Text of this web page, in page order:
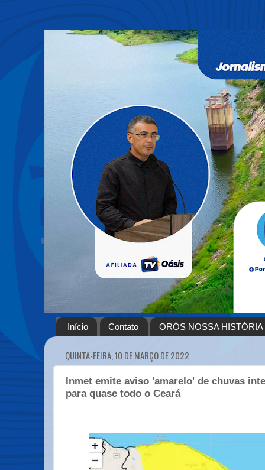
Início Contato ORÓS NOSSA HISTÓRIA
QUINTA-FEIRA, 10 DE MARÇO DE 2022
Inmet emite aviso 'amarelo' de chuvas
para quase todo o Ceará